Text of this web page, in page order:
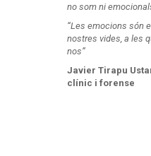
no som ni
“Les emocions són
nostres vides, a les
nos”
Javier Tirapu
clínic i forense